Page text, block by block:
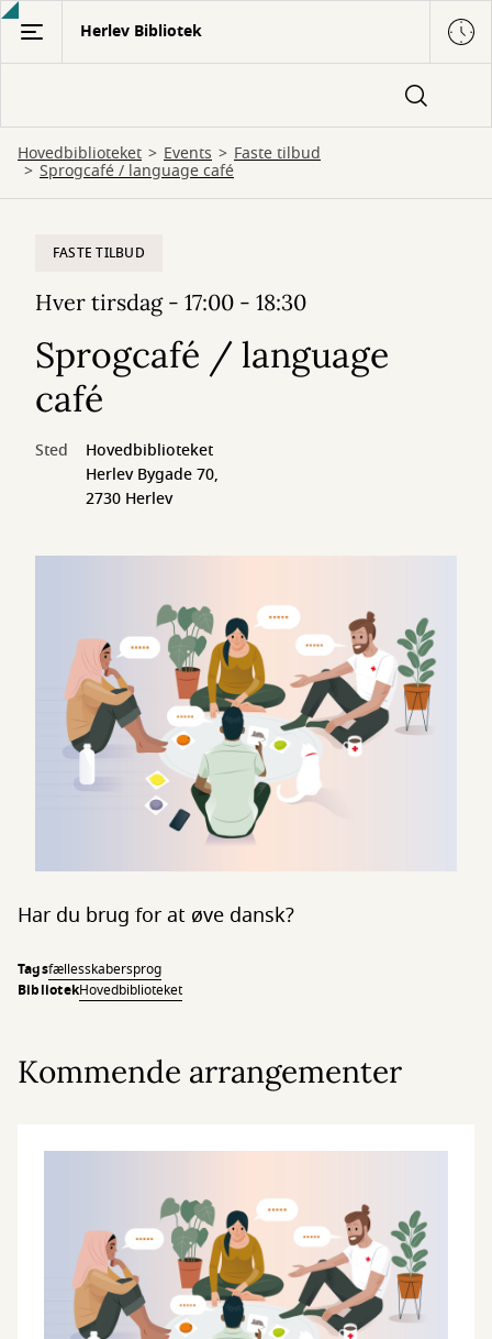
Gå
hovedindhold
Herlev Bibliotek
Hovedbiblioteket Events Faste tilbud
Sprogcafé / language café
FASTE TILBUD
Hver tirsdag - 17:00 - 18:30
Sprogcafé / language
café
Sted
Hovedbiblioteket
Herlev Bygade 70,
2730 Herlev
Har du brug for at øve dansk?
Tagsfællesskabersprog
BibliotekHovedbiblioteket
Kommende arrangementer